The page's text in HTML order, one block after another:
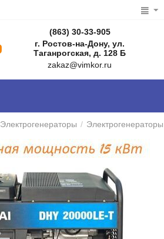
(863) 30-33-905
г. Ростов-на-Дону, ул.
Таганрогская, д. 128 Б
zakaz@vimkor.ru
Электрогенераторы /